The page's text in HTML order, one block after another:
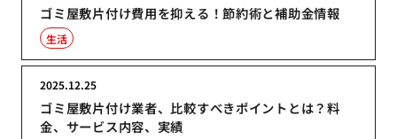
ゴミ屋敷片付け費用を抑える！節約術と補助金情報
生活
ゴミ屋敷片付け業者、比較すべきポイントとは？料
金、サービス内容、実績
2025.12.25